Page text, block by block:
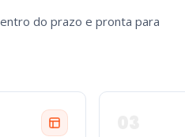
do prazo e pronta para